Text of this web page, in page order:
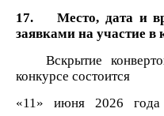
17. Место, дата и
заявками на участие в
Вскрытие
конкурсе состоится
«11» июня 2026